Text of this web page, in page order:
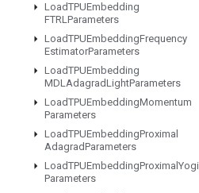
LoadTPUEmbedding
FTRLParameters
LoadTPUEmbeddingFrequency
EstimatorParameters
LoadTPUEmbedding
MDLAdagradLightParameters
LoadTPUEmbeddingMomentum
Parameters
LoadTPUEmbeddingProximal
AdagradParameters
LoadTPUEmbeddingProximal Yogi
Parameters